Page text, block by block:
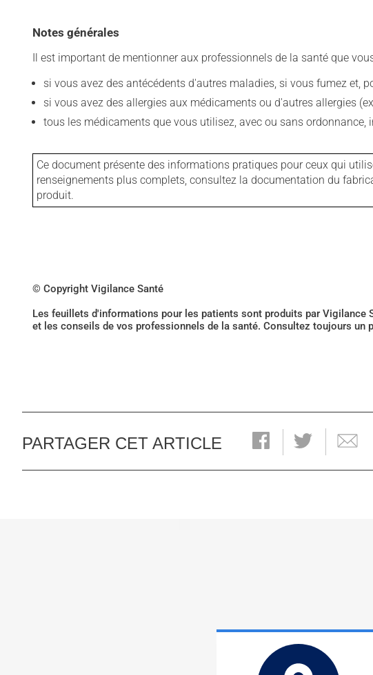
Notes générales
Il est important de mentionner aux professionnels de la santé que
si vous avez des antécédents d'autres maladies, si vous fumez et,
si vous avez des allergies aux médicaments ou d'autres allergies
tous les médicaments que vous utilisez, avec ou sans
Ce document présente des informations pratiques pour ceux qui
renseignements plus complets, consultez la documentation du
produit.
© Copyright Vigilance Santé
Les feuillets d'informations pour les patients sont produits par Vigilance
et les conseils de vos professionnels de la santé. Consultez toujours
PARTAGER CET ARTICLE